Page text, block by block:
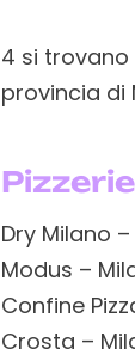
4 si trovano
provincia di
Dry Milano
Modus –
Confine
Crosta –